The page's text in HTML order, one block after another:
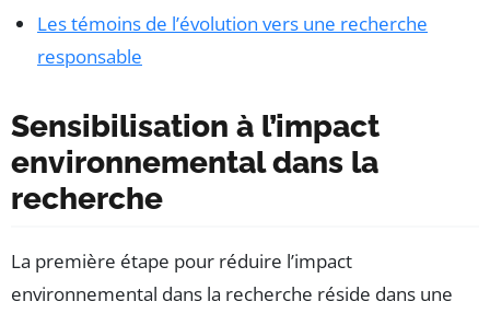
Les témoins de l’évolution vers une recherche
responsable
Sensibilisation à l’impact
environnemental dans la
recherche
La première étape pour réduire l’impact
environnemental dans la recherche réside dans une